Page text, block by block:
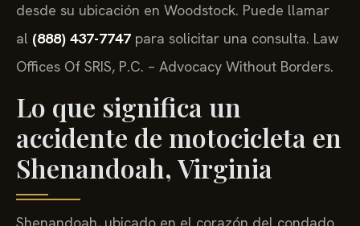
desde su ubicación en Woodstock. Puede llamar
al (888) 437-7747 para solicitar una consulta. Law
Offices Of SRIS, P.C. – Advocacy Without Borders.
Lo que significa un
accidente de motocicleta en
Shenandoah, Virginia